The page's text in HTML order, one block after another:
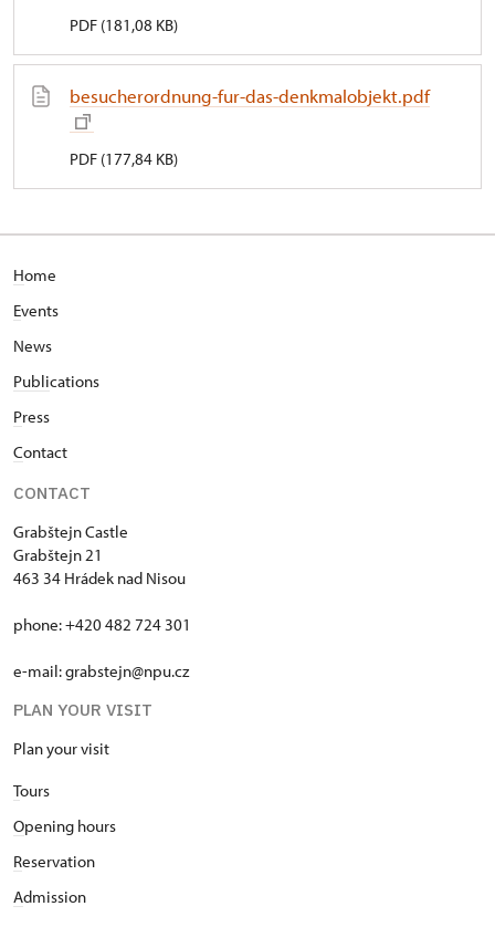
PDF (181,08 KB)
besucherordnung-fur-das-denkmalobjekt.pdf
PDF (177,84 KB)
Home
Events
News
Publications
Press
Contact
CONTACT
Grabštejn Castle
Grabštejn 21
463 34 Hrádek nad Nisou
phone: +420 482 724 301
e-mail: grabstejn@npu.cz
PLAN YOUR VISIT
Plan your visit
Tours
Opening hours
Reservation
Admission